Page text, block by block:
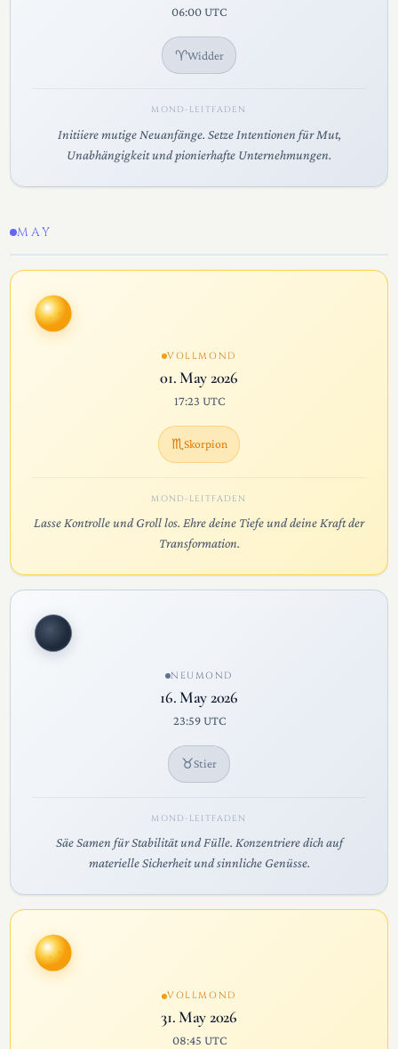
06:00 UTC
♈Widder
MOND-LEITFADEN
Initiiere mutige Neuanfänge. Setze Intentionen für Mut,
Unabhängigkeit und pionierhafte Unternehmungen.
MAY
VOLLMOND
01. May 2026
17:23 UTC
♏ Skorpion
MOND-LEITFADEN
Lasse Kontrolle und Groll los. Ehre deine Tiefe und deine Kraft der
Transformation.
NEUMOND
16. May 2026
23:59 UTC
♉Stier
MOND-LEITFADEN
Säe Samen für Stabilität und Fülle. Konzentriere dich auf
materielle Sicherheit und sinnliche Genüsse.
VOLLMOND
31. May 2026
08:45 UTC